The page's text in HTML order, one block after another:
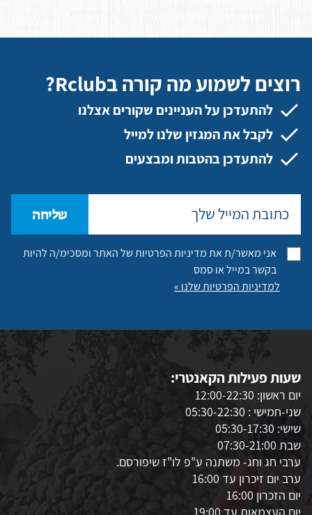
רוצים לשמוע מה קורה בRclub?
להתעדכן על העניינים שקורים אצלנו
לקבל את המגזין שלנו למייל
להתעדכן בהטבות ומבצעים
שליחה
אני מאשר/ת את מדיניות הפרטיות של האתר ומסכימ/ה להיות
בקשר במייל או סמס
למדיניות הפרטיות שלנו »
שעות פעילות הקאנטרי:
יום ראשון: 12:00-22:30
שני-חמישי : 05:30-22:30
שישי: 05:30-17:30
שבת 07:30-21:00
ערבי חג וחג- משתנה ע"פ לו"ז שיפורסם.
ערב יום זיכרון עד 16:00
יום הזכרון 16:00